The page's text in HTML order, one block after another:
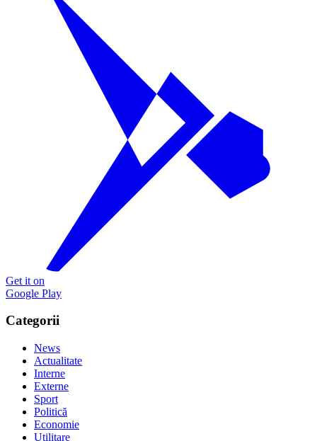
Get it on
Google Play
Categorii
News
Actualitate
Interne
Externe
Sport
Politică
Economie
Utilitare